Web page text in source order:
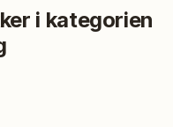
i kategorien